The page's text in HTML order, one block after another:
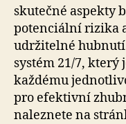
skutečné aspekty
potenciální rizika
udržitelné
systém 21/7,
každému
pro efektivní
naleznete na